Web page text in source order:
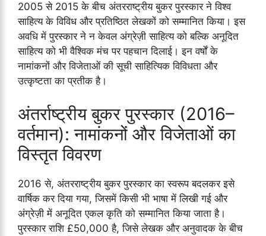
2005 से 2015 के बीच अंतरराष्ट्रीय बुकर पुरस्कार ने विश्व
साहित्य के विविध और प्रतिष्ठित लेखकों को सम्मानित किया। इस
अवधि में पुरस्कार ने न केवल अंग्रेज़ी साहित्य को बल्कि अनूदित
साहित्य को भी वैश्विक मंच पर पहचान दिलाई। इन वर्षों के
नामांकनों और विजेताओं की सूची साहित्यिक विविधता और
उत्कृष्टता का प्रतीक है।
अंतर्राष्ट्रीय बुकर पुरस्कार (2016–
वर्तमान): नामांकनों और विजेताओं का
विस्तृत विवरण
2016 से, अंतरराष्ट्रीय बुकर पुरस्कार का स्वरूप बदलकर इसे
वार्षिक कर दिया गया, जिसमें किसी भी भाषा में लिखी गई और
अंग्रेज़ी में अनूदित एकल कृति को सम्मानित किया जाता है।
पुरस्कार राशि £50,000 है, जिसे लेखक और अनुवादक के बीच